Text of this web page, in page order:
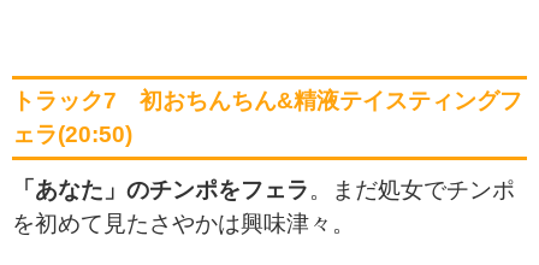
トラック7 初おちんちん&精液テイスティングフ
ェラ(20:50)
「あなた」のチンポをフェラ 。まだ処女でチンポ
を初めて見たさやかは興味津々。